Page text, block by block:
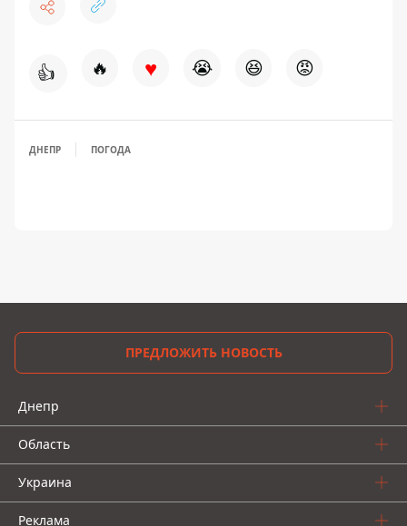
👍 🔥 ♥ 😭 😆 😡
ДНЕПР ПОГОДА
ПРЕДЛОЖИТЬ НОВОСТЬ
Днепр
Область
Украина
Реклама